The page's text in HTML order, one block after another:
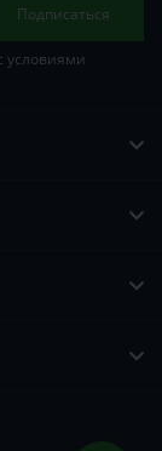
Подписаться
условиями